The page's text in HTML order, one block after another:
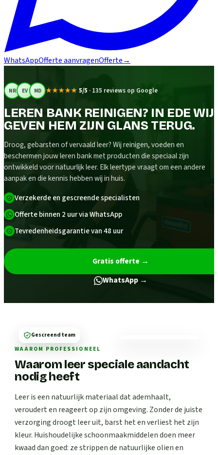
WhatsAppOfferte aanvragenOfferte→
NR EV MD ★★★★★ 5/5 · 135 reviews op Google
LEREN BANK REINIGEN? IN EDE WIJ
GEVEN HEM ZIJN GLANS TERUG.
Droog, gebarsten of vervaald leer? Wij reinigen, voeden en
beschermen jouw leren bank met producten die speciaal zijn
ontwikkeld voor natuurlijk leer. Elk leertype vraagt om een andere
aanpak en die kennis hebben wij in huis.
Verzekerde en gescreende specialisten
Offerte binnen 2 uur via WhatsApp
Tevredenheidsgarantie van 48 uur
Gratis offerte →
WhatsApp →
WAAROM PROFESSIONEEL
Waarom leer speciale aandacht
nodig heeft
Leer is een natuurlijk materiaal dat ademhaalt,
veroudert en reageert op zijn omgeving. Zonder de juiste
verzorging droogt leer uit, barst het en verliest het zijn
kleur. Huishoudelijke schoonmaakmiddelen doen meer
kwaad dan goed: ze strippen de natuurlijke olien en
Gescreend team